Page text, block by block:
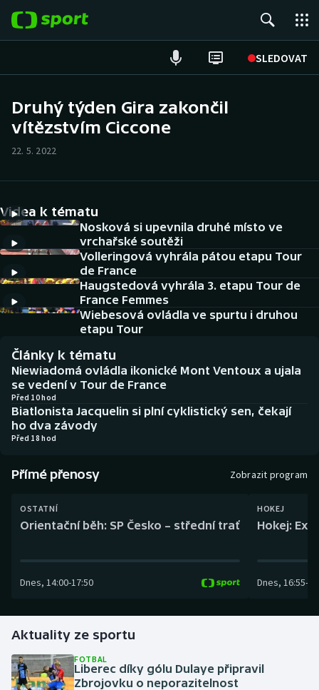
SLEDOVAT
Hokej
Cyklistika
DALŠÍ SPORTY
Americký fotbal
Baseball a softbal
Basketbal
Biatlon
Boby a skeleton
Box
Curling
Golf
Gymnastika
NEPŘEHLÉDNĚTE
Historické návraty
Aplikace ČT sport
AZ kvíz
Druhý týden Gira zakončil
vítězstvím Ciccone
22. 5. 2022
Videa k tématu
Nosková si upevnila druhé místo ve
vrchařské soutěži
Volleringová vyhrála pátou etapu Tour
de France
Haugstedová vyhrála 3. etapu Tour de
France Femmes
Wiebesová ovládla ve spurtu i druhou
etapu Tour
Články k tématu
Niewiadomá ovládla ikonické Mont Ventoux a ujala
se vedení v Tour de France
Před 10 hod
Biatlonista Jacquelin si plní cyklistický sen, čekají
ho dva závody
Před 18 hod
Přímé přenosy Zobrazit program
OSTATNÍ
Orientační běh: SP Česko – střední trať
Dnes, 14:00-17:50
HOKEJ
Hokej:
Dnes, 16:55-
Aktuality ze sportu
FOTBAL
Liberec díky gólu Dulaye připravil
Zbrojovku o neporazitelnost